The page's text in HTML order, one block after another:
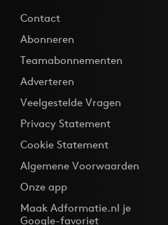
Contact
Abonneren
Teamabonnementen
Adverteren
Veelgestelde Vragen
Privacy Statement
Cookie Statement
Algemene Voorwaarden
Onze app
Maak Adformatie.nl je
Google-favoriet